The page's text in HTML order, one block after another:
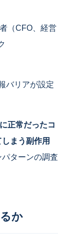
（CFO、経営
バリアが設定
正常だったコ
まう副作用
ターンの調査
か